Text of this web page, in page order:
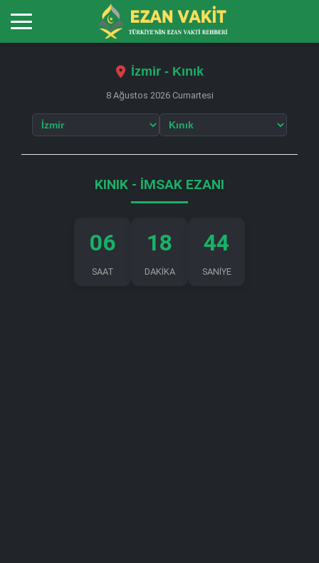
İzmir - Kınık
8 Ağustos 2026 Cumartesi
KINIK - İMSAK EZANI
06
SAAT
18
DAKİKA
44
SANİYE